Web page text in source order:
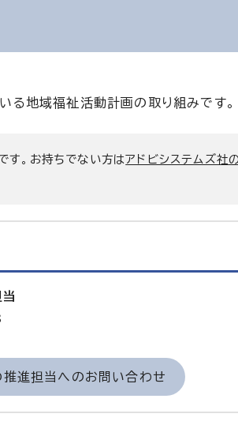
る地域福祉活動計画の取り組みです。
す。お持ちでない方はアドビシステムズ社
進担当へのお問い合わせ